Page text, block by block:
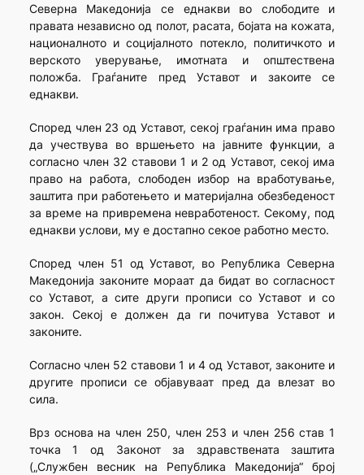
Северна Македонија се еднакви во слободите и
правата независно од полот, расата, бојата на кожата,
националното и социјалното потекло, политичкото и
верското уверување, имотната и општествена
положба. Граѓаните пред Уставот и закоите се
еднакви.
Според член 23 од Уставот, секој граѓанин има право
да учествува во вршењето на јавните функции, а
согласно член 32 ставови 1 и 2 од Уставот, секој има
право на работа, слободен избор на вработување,
заштита при работењето и материјална обезбеденост
за време на привремена невработеност. Секому, под
еднакви услови, му е достапно секое работно место.
Според член 51 од Уставот, во Република Северна
Македонија законите мораат да бидат во согласност
со Уставот, а сите други прописи со Уставот и со
закон. Секој е должен да ги почитува Уставот и
законите.
Согласно член 52 ставови 1 и 4 од Уставот, законите и
другите прописи се објавуваат пред да влезат во
сила.
Врз основа на член 250, член 253 и член 256 став 1
точка 1 од Законот за здравствената заштита
(„Службен весник на Република Македонија“ број